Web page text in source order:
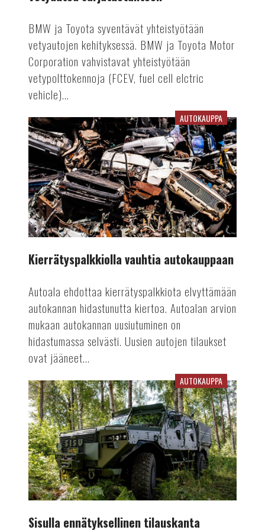
BMW ja Toyota syventävät yhteistyötään
vetyautojen kehityksessä. BMW ja Toyota Motor
Corporation vahvistavat yhteistyötään
vetypolttokennoja (FCEV, fuel cell elctric
vehicle)...
Kierrätyspalkkiolla
vauhtia
autokauppaan
AUTOKAUPPA
Kierrätyspalkkiolla vauhtia autokauppaan
Autoala ehdottaa kierrätyspalkkiota elvyttämään
autokannan hidastunutta kiertoa. Autoalan arvion
mukaan autokannan uusiutuminen on
hidastumassa selvästi. Uusien autojen tilaukset
ovat jääneet...
Sisulla
ennätyksellinen
tilauskanta
AUTOKAUPPA
Sisulla ennätyksellinen tilauskanta